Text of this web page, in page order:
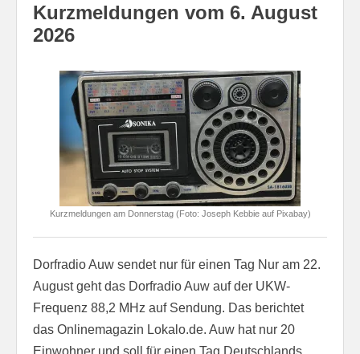
Kurzmeldungen vom 6. August
2026
Kurzmeldungen am Donnerstag (Foto: Joseph Kebbie auf Pixabay)
Dorfradio Auw sendet nur für einen Tag Nur am 22.
August geht das Dorfradio Auw auf der UKW-
Frequenz 88,2 MHz auf Sendung. Das berichtet
das Onlinemagazin Lokalo.de. Auw hat nur 20
Einwohner und soll für einen Tag Deutschlands